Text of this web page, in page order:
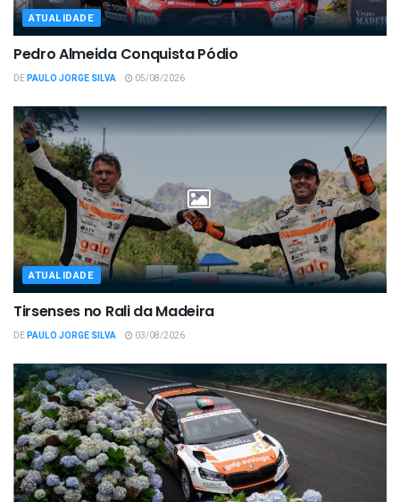
ATUALIDADE
Pedro Almeida Conquista Pódio
DEPAULO JORGE SILVA 05/08/2026
ATUALIDADE
Tirsenses no Rali da Madeira
DEPAULO JORGE SILVA 03/08/2026